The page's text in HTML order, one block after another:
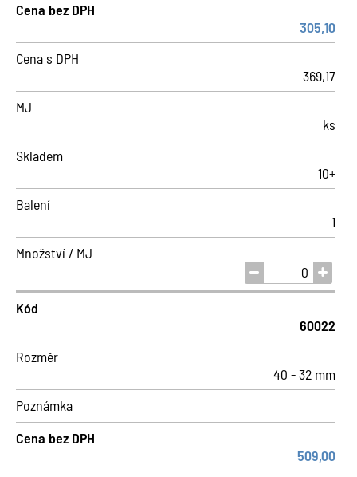
Cena bez DPH
305,10
Cena s DPH
369,17
MJ
ks
Skladem
10+
Balení
1
Množství / MJ
Kód
60022
Rozměr
40 - 32 mm
Poznámka
Cena bez DPH
509,00